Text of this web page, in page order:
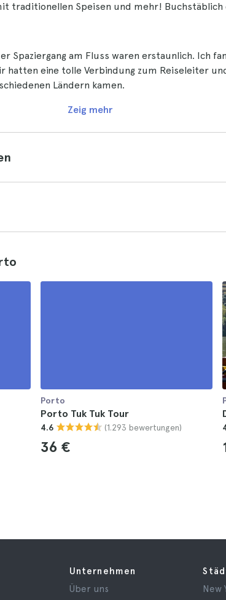
traditionellen Speisen und mehr! Buchstäblich
Spaziergang am Fluss waren erstaunlich. Ich
hatten eine tolle Verbindung zum Reiseleiter
Ländern kamen.
Zeig mehr
Porto
Porto Tuk Tuk Tour
4.6 (1.293 bewertungen)
36 €
Unternehmen
Über uns
New